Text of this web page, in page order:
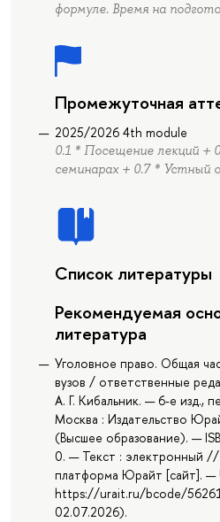
формуле. Время на
Промежуточная
2025/2026 4th module
0.1 * Посещение лекций +
семинарах + 0.7 * Устный
Список литературы
Рекомендуемая
литература
Уголовное право. Общая
вузов / ответственные
А. Г. Кибальник. — 6-е изд.,
Москва : Издательство
(Высшее образование). —
0. — Текст : электронный //
платформа Юрайт [сайт]. —
https://urait.ru/bcode/
02.07.2026).